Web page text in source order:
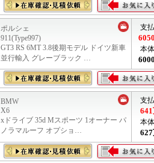
ポルシェ
911(Type997)
GT3 RS 6MT 3.8後期モデル ドイツ新車
並行輸入 グレーブラック …
支
6050
本
6000
BMW
X6
xドライブ 35d Mスポーツ 1オーナー パ
ノラマルーフ オプショ…
支
641
本
627